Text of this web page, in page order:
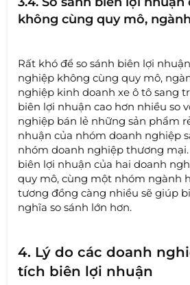
không cùng quy mô,
Rất khó để so sánh biên lợi
nghiệp không cùng quy mô,
nghiệp kinh doanh xe ô tô sang
biên lợi nhuận cao hơn nhiều so
nghiệp bán lẻ những sản phẩm
nhuận của nhóm doanh nghiệp
nhóm doanh nghiệp thương mại.
biên lợi nhuận của hai doanh
quy mô, cùng một nhóm ngành
tương đồng càng nhiều sẽ giúp
nghĩa so sánh lớn hơn.
4. Lý do các doanh
tích biên lợi nhuận